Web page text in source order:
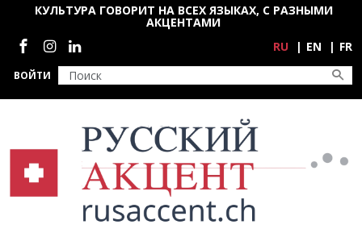
Перейти к основному содержанию
ВОЙТИ
КУЛЬТУРА ГОВОРИТ НА ВСЕХ ЯЗЫКАХ, С РАЗНЫМИ
АКЦЕНТАМИ
Социальные сети
RU EN FR